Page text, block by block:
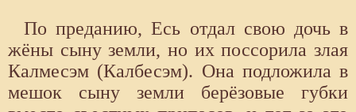
По преданию, Есь отдал свою дочь в
жёны сыну земли, но их поссорила злая
Калмесэм (Калбесэм). Она подложила в
мешок сыну земли берёзовые губки